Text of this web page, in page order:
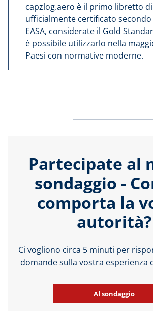
capzlog.aero è il primo libretto
ufficialmente certificato
EASA, considerate il Gold
è possibile utilizzarlo nella
Paesi con normative moderne.
Partecipate al
sondaggio -
comporta la
autorità?
Ci vogliono circa 5 minuti per
domande sulla vostra esperienza
Al sondaggio